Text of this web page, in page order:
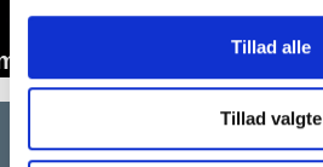
Tillad alle
Tillad valgte
i gang med skyggeteater